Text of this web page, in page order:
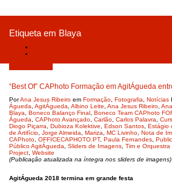
Etiqueta em Blaya
“Best Of” CAPhoto Formação em AgitÁgueda
PorAna Jesus Ribeiro em Formação Fotografia Notícias
Águeda AgitÁgueda Albino Leite Ana Jesus Ribeiro
Blaya
Boneco Balanço Final Boneco Team CAPhoto
Águeda
CAPhoto Avançado Carlão Carlos Palavra
Diogo Piçarra
Dubioza Kolektive Edson Santos Estágio
de Artifício Jorge Almeida Mariza MC Livinho Nota de
CAPhoto OFFICECAPHOTO.PT, Paula Fernandes
Público AgitÁgueda
Sliders de Imagens Tim e Orquestra
Project Website
(Publicação atualizada na íntegra nos sliders de imagens)
AgitÁgueda 2018 termina em grande festa